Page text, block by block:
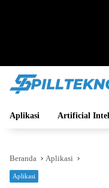
Aplikasi Artificial
Beranda Aplikasi
Aplikasi